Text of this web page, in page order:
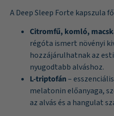
A Deep Sleep Forte kapszula
Citromfű, komló,
régóta ismert növényi
hozzájárulhatnak az
nyugodtabb alváshoz.
L-triptofán–
melatonin előanyaga,
az alvás és a hangulat